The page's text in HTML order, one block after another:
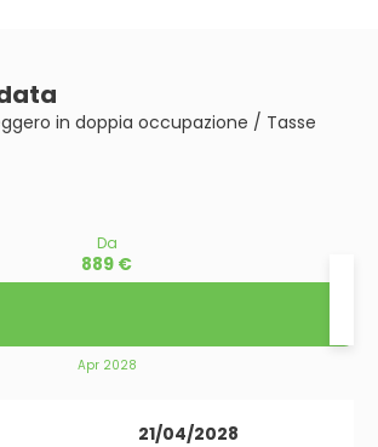
in doppia occupazione / Tasse
Da
889 €
Apr 2028
21/04/2028